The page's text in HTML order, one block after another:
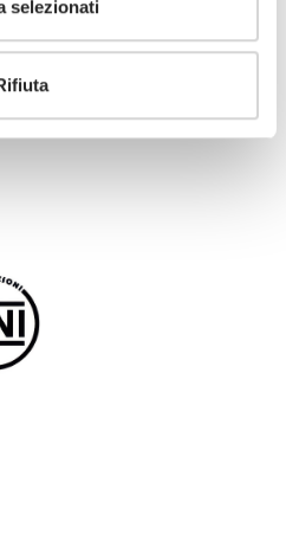
selezionati